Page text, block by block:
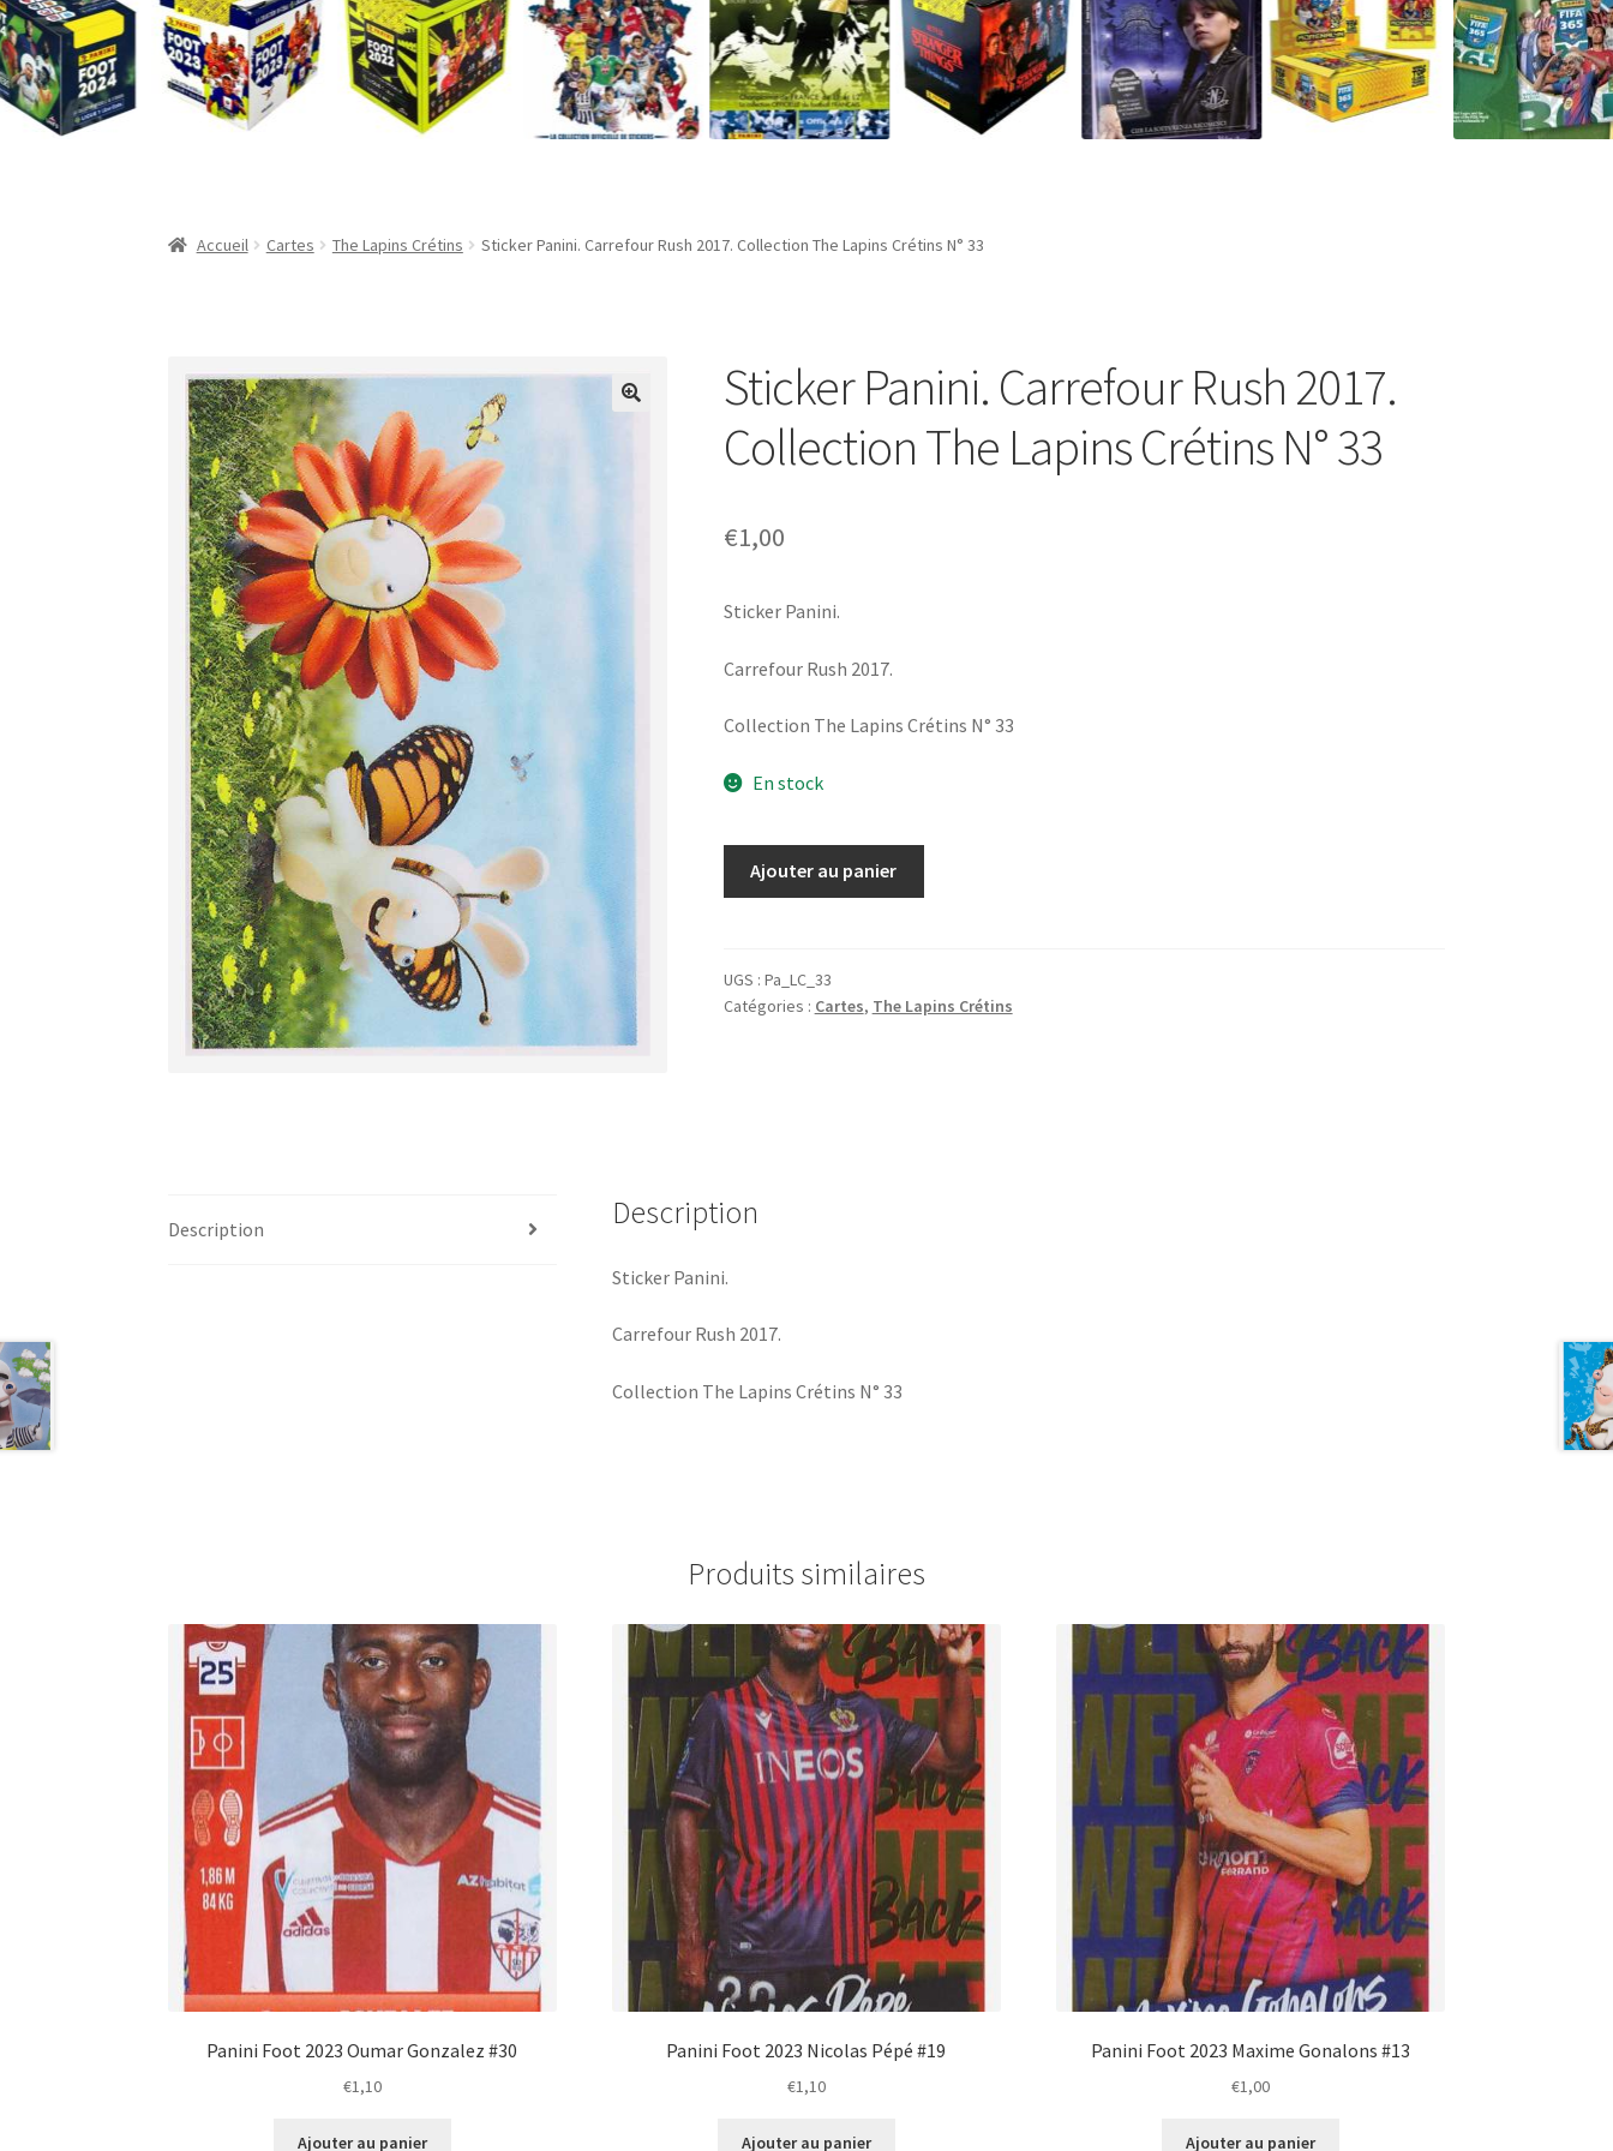
Accueil Cartes The Lapins Crétins Sticker Panini. Carrefour Rush 2017. Collection The Lapins Crétins N° 33
Sticker Panini. Carrefour Rush 2017.
Collection The Lapins Crétins N° 33
€1,00
Sticker Panini.
Carrefour Rush 2017.
Collection The Lapins Crétins N° 33
En stock
Carrefour
Rush
33
Ajouter au panier
UGS : Pa_LC_33
Catégories : Cartes, The Lapins Crétins
Description Description
Sticker Panini.
Carrefour Rush 2017.
Collection The Lapins Crétins N° 33
Produits similaires
Panini Foot 2023 Oumar Gonzalez #30
€1,10
Ajouter au panier
Panini Foot 2023 Nicolas Pépé #19
€1,10
Ajouter au panier
Panini Foot 2023 Maxime Gonalons #13
€1,00
Ajouter au panier